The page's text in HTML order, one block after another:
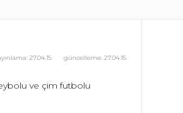
güncelleme: 27.04.15
27.04.15
ve çim futbolu